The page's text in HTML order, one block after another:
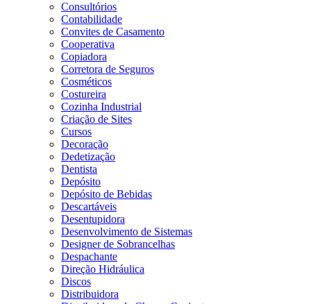
Consultórios
Contabilidade
Convites de Casamento
Cooperativa
Copiadora
Corretora de Seguros
Cosméticos
Costureira
Cozinha Industrial
Criação de Sites
Cursos
Decoração
Dedetização
Dentista
Depósito
Depósito de Bebidas
Descartáveis
Desentupidora
Desenvolvimento de Sistemas
Designer de Sobrancelhas
Despachante
Direção Hidráulica
Discos
Distribuidora